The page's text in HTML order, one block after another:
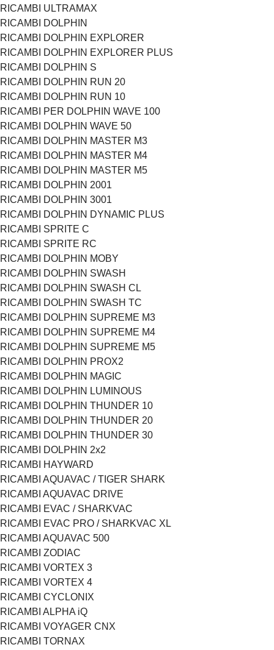
RICAMBI ULTRAMAX
RICAMBI DOLPHIN
RICAMBI DOLPHIN EXPLORER
RICAMBI DOLPHIN EXPLORER PLUS
RICAMBI DOLPHIN S
RICAMBI DOLPHIN RUN 20
RICAMBI DOLPHIN RUN 10
RICAMBI PER DOLPHIN WAVE 100
RICAMBI DOLPHIN WAVE 50
RICAMBI DOLPHIN MASTER M3
RICAMBI DOLPHIN MASTER M4
RICAMBI DOLPHIN MASTER M5
RICAMBI DOLPHIN 2001
RICAMBI DOLPHIN 3001
RICAMBI DOLPHIN DYNAMIC PLUS
RICAMBI SPRITE C
RICAMBI SPRITE RC
RICAMBI DOLPHIN MOBY
RICAMBI DOLPHIN SWASH
RICAMBI DOLPHIN SWASH CL
RICAMBI DOLPHIN SWASH TC
RICAMBI DOLPHIN SUPREME M3
RICAMBI DOLPHIN SUPREME M4
RICAMBI DOLPHIN SUPREME M5
RICAMBI DOLPHIN PROX2
RICAMBI DOLPHIN MAGIC
RICAMBI DOLPHIN LUMINOUS
RICAMBI DOLPHIN THUNDER 10
RICAMBI DOLPHIN THUNDER 20
RICAMBI DOLPHIN THUNDER 30
RICAMBI DOLPHIN 2x2
RICAMBI HAYWARD
RICAMBI AQUAVAC / TIGER SHARK
RICAMBI AQUAVAC DRIVE
RICAMBI EVAC / SHARKVAC
RICAMBI EVAC PRO / SHARKVAC XL
RICAMBI AQUAVAC 500
RICAMBI ZODIAC
RICAMBI VORTEX 3
RICAMBI VORTEX 4
RICAMBI CYCLONIX
RICAMBI ALPHA iQ
RICAMBI VOYAGER CNX
RICAMBI TORNAX